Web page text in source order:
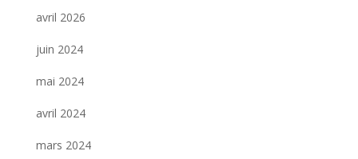
avril 2026
juin 2024
mai 2024
avril 2024
mars 2024